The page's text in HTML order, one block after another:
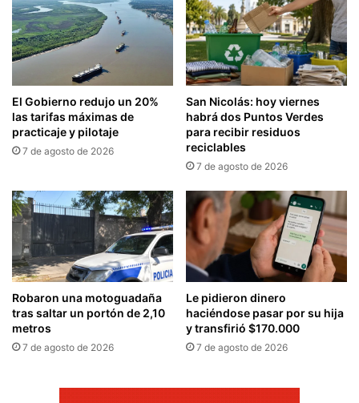
El Gobierno redujo un 20%
las tarifas máximas de
practicaje y pilotaje
7 de agosto de 2026
San Nicolás: hoy viernes
habrá dos Puntos Verdes
para recibir residuos
reciclables
7 de agosto de 2026
Robaron una motoguadaña
tras saltar un portón de 2,10
metros
7 de agosto de 2026
Le pidieron dinero
haciéndose pasar por su hija
y transfirió $170.000
7 de agosto de 2026